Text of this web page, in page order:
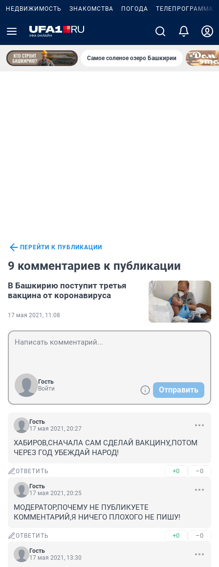
НЕДВИЖИМОСТЬ ЗНАКОМСТВА ПОГОДА ТЕЛЕПРОГРАММА
Самое соленое озеро Башкирии
ПЕРЕЙТИ К ПУБЛИКАЦИИ
9 комментариев к публикации
В Башкирию поступит третья
вакцина от коронавируса
17 мая 2021, 11:08
Гость
Войти
Отправить
Гость
17 мая 2021, 20:27
ХАБИРОВ,СНАЧАЛА САМ СДЕЛАЙ ВАКЦИНУ,,ПОТОМ
ЧЕРЕЗ ГОД УБЕЖДАЙ НАРОД!
ОТВЕТИТЬ +0 –0
Гость
17 мая 2021, 20:25
МОДЕРАТОР,ПОЧЕМУ НЕ ПУБЛИКУЕТЕ
КОММЕНТАРИЙ,Я НИЧЕГО ПЛОХОГО НЕ ПИШУ!
ОТВЕТИТЬ +0 –0
Гость
17 мая 2021, 13:30